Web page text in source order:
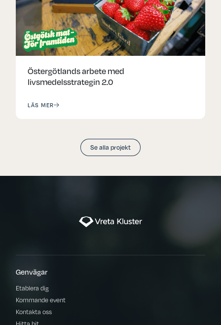
Östergötlands arbete med
livsmedelsstrategin 2.0
LÄS MER
Se alla projekt
Genvägar
Etablera dig
Kommande event
Kontakta oss